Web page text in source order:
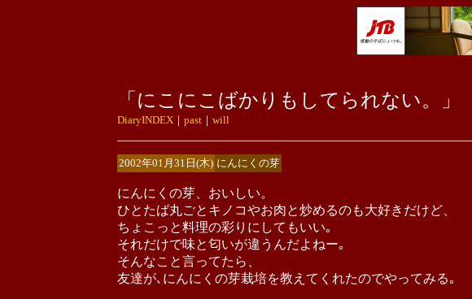
「にこにこばかりもしてられない。」
DiaryINDEX ｜ past ｜ will
2002年01月31日(木) にんにくの芽
にんにくの芽、おいしい。
ひとたば丸ごとキノコやお肉と炒めるのも大好きだけど、
ちょこっと料理の彩りにしてもいい｡
それだけで味と匂いが違うんだよねー｡
そんなこと言ってたら、
友達が､にんにくの芽栽培を教えてくれたのでやってみる｡